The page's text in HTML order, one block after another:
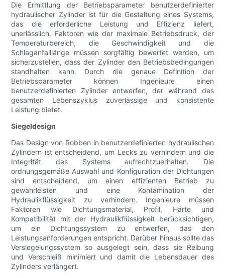
Die Ermittlung der Betriebsparameter benutzerdefinierter
hydraulischer Zylinder ist für die Gestaltung eines Systems,
das die erforderliche Leistung und Effizienz liefert,
unerlässlich. Faktoren wie der maximale Betriebsdruck, der
Temperaturbereich, die Geschwindigkeit und die
Schlaganfalllänge müssen sorgfältig bewertet werden, um
sicherzustellen, dass der Zylinder den Betriebsbedingungen
standhalten kann. Durch die genaue Definition der
Betriebsparameter können Ingenieure einen
benutzerdefinierten Zylinder entwerfen, der während des
gesamten Lebenszyklus zuverlässige und konsistente
Leistung bietet.
Siegeldesign
Das Design von Robben in benutzerdefinierten hydraulischen
Zylindern ist entscheidend, um Lecks zu verhindern und die
Integrität des Systems aufrechtzuerhalten. Die
ordnungsgemäße Auswahl und Konfiguration der Dichtungen
sind entscheidend, um einen effizienten Betrieb zu
gewährleisten und eine Kontamination der
Hydraulikflüssigkeit zu verhindern. Ingenieure müssen
Faktoren wie Dichtungsmaterial, Profil, Härte und
Kompatibilität mit der Hydraulikflüssigkeit berücksichtigen,
um ein Dichtungssystem zu entwerfen, das den
Leistungsanforderungen entspricht. Darüber hinaus sollte das
Versiegelungssystem so ausgelegt sein, dass sie Reibung
und Verschleiß minimiert und damit die Lebensdauer des
Zylinders verlängert.